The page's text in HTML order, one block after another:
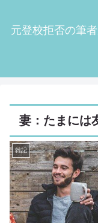
元登校拒否の筆
妻：たまには
雑記